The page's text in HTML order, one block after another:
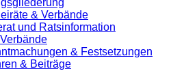
& Verbände
und Ratsinformation
& Festsetzungen
& Beiträge